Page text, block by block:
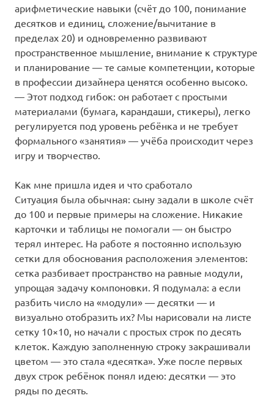
арифметические навыки (счёт до 100, понимание
десятков и единиц, сложение/вычитание в
пределах 20) и одновременно развивают
пространственное мышление, внимание к структуре
и планирование — те самые компетенции, которые
в профессии дизайнера ценятся особенно высоко.
— Этот подход гибок: он работает с простыми
материалами (бумага, карандаши, стикеры), легко
регулируется под уровень ребёнка и не требует
формального «занятия» — учёба происходит через
игру и творчество.
Как мне пришла идея и что сработало
Ситуация была обычная: сыну задали в школе счёт
до 100 и первые примеры на сложение. Никакие
карточки и таблицы не помогали — он быстро
терял интерес. На работе я постоянно использую
сетки для обоснования расположения элементов:
сетка разбивает пространство на равные модули,
упрощая задачу компоновки. Я подумала: а если
разбить число на «модули» — десятки — и
визуально отобразить их? Мы нарисовали на листе
сетку 10×10, но начали с простых строк по десять
клеток. Каждую заполненную строку закрашивали
цветом — это стала «десятка». Уже после первых
двух строк ребёнок понял идею: десятки — это
ряды по десять.